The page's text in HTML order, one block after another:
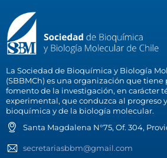
La Sociedad de Bioquímica y Biología
(SBBMCh) es una organización que
fomento de la investigación, en carácter
experimental, que conduzca al progreso
bioquímica y de la biología molecular.
Santa Magdalena N°75, Of. 304,
secretariasbbm@gmail.com